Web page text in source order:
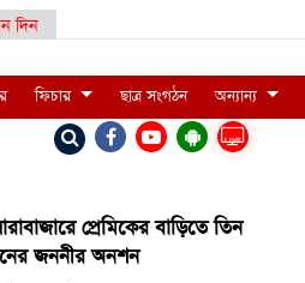
দিন
LIVE
ফিচার ছাত্র সংগঠন অন্যান্য
প্রেমিকের বাড়িতে তিন
জননীর অনশন